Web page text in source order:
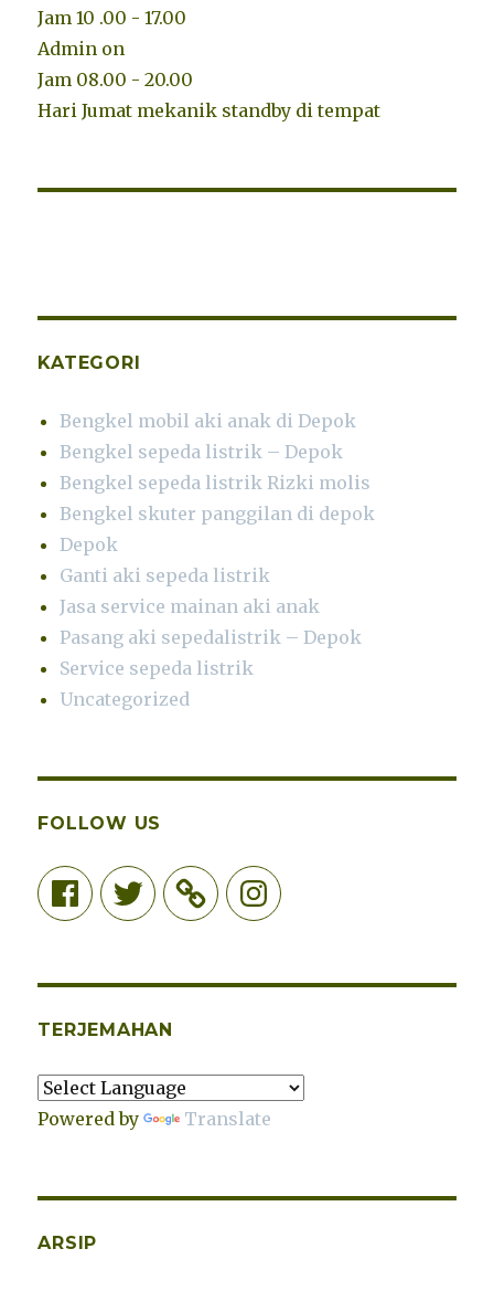
Jam 10 .00 - 17.00
Admin on
Jam 08.00 - 20.00
Hari Jumat mekanik standby di tempat
KATEGORI
Bengkel mobil aki anak di Depok
Bengkel sepeda listrik – Depok
Bengkel sepeda listrik Rizki molis
Bengkel skuter panggilan di depok
Depok
Ganti aki sepeda listrik
Jasa service mainan aki anak
Pasang aki sepedalistrik – Depok
Service sepeda listrik
Uncategorized
FOLLOW US
FacebookTwitter Instagram
TERJEMAHAN
Powered by Translate
ARSIP